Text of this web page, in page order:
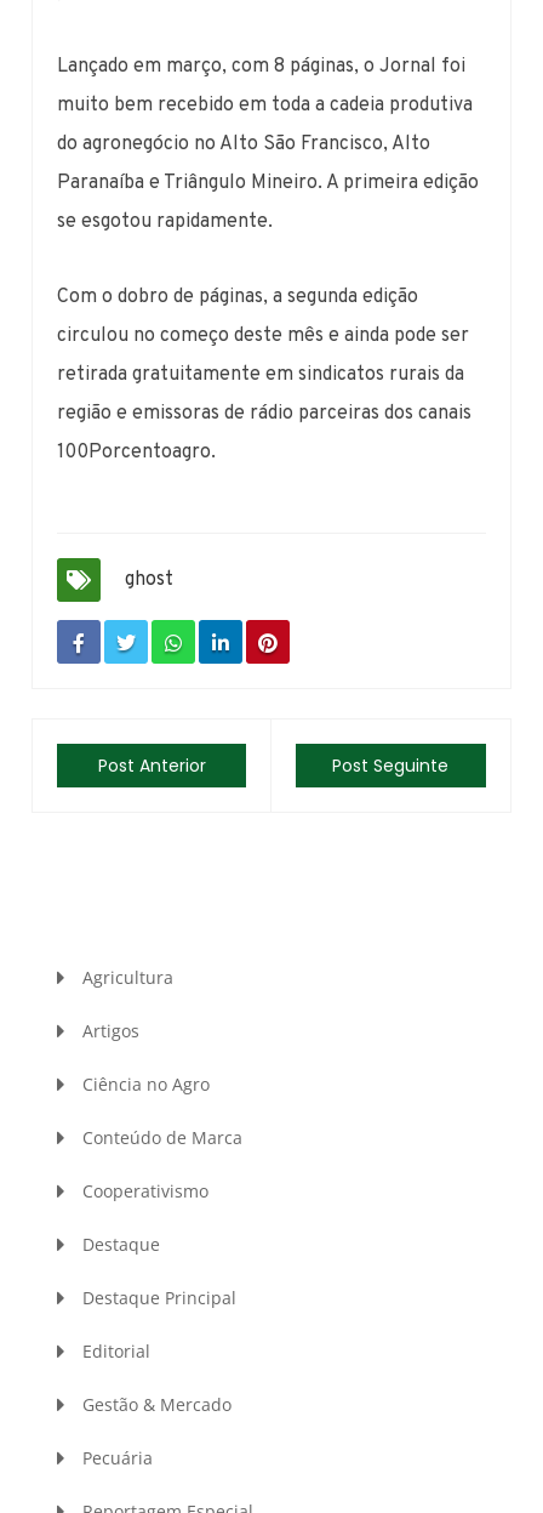
Lançado em março, com 8 páginas, o Jornal foi
muito bem recebido em toda a cadeia produtiva
do agronegócio no Alto São Francisco, Alto
Paranaíba e Triângulo Mineiro. A primeira edição
se esgotou rapidamente.
Com o dobro de páginas, a segunda edição
circulou no começo deste mês e ainda pode ser
retirada gratuitamente em sindicatos rurais da
região e emissoras de rádio parceiras dos canais
100Porcentoagro.
ghost
Post Anterior Post Seguinte
Agricultura
Artigos
Ciência no Agro
Conteúdo de Marca
Cooperativismo
Destaque
Destaque Principal
Editorial
Gestão & Mercado
Pecuária